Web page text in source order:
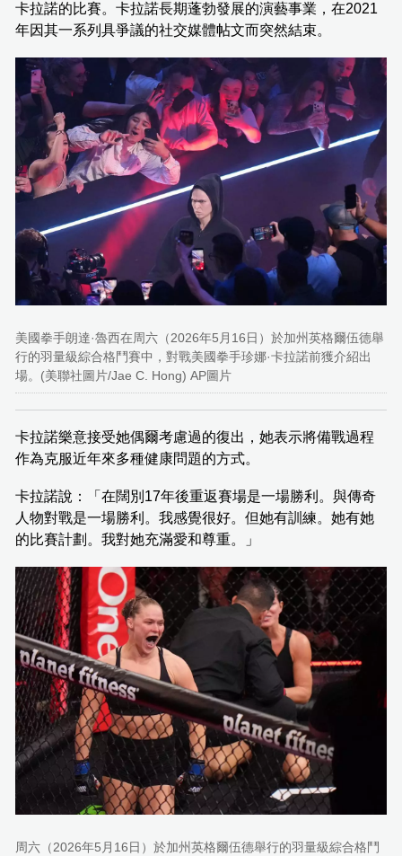
卡拉諾的比賽。卡拉諾長期蓬勃發展的演藝事業，在2021
年因其一系列具爭議的社交媒體帖文而突然結束。
美國拳手朗達·魯西在周六（2026年5月16日）於加州英格爾伍德舉
行的羽量級綜合格鬥賽中，對戰美國拳手珍娜·卡拉諾前獲介紹出
場。(美聯社圖片/Jae C. Hong) AP圖片
卡拉諾樂意接受她偶爾考慮過的復出，她表示將備戰過程
作為克服近年來多種健康問題的方式。
卡拉諾說：「在闊別17年後重返賽場是一場勝利。與傳奇
人物對戰是一場勝利。我感覺很好。但她有訓練。她有她
的比賽計劃。我對她充滿愛和尊重。」
周六（2026年5月16日）於加州英格爾伍德舉行的羽量級綜合格鬥